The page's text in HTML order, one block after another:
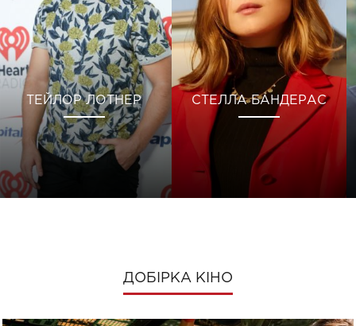
ТЕЙЛОР ЛОТНЕР СТЕЛЛА БАНДЕРАС
ДОБІРКА КІНО